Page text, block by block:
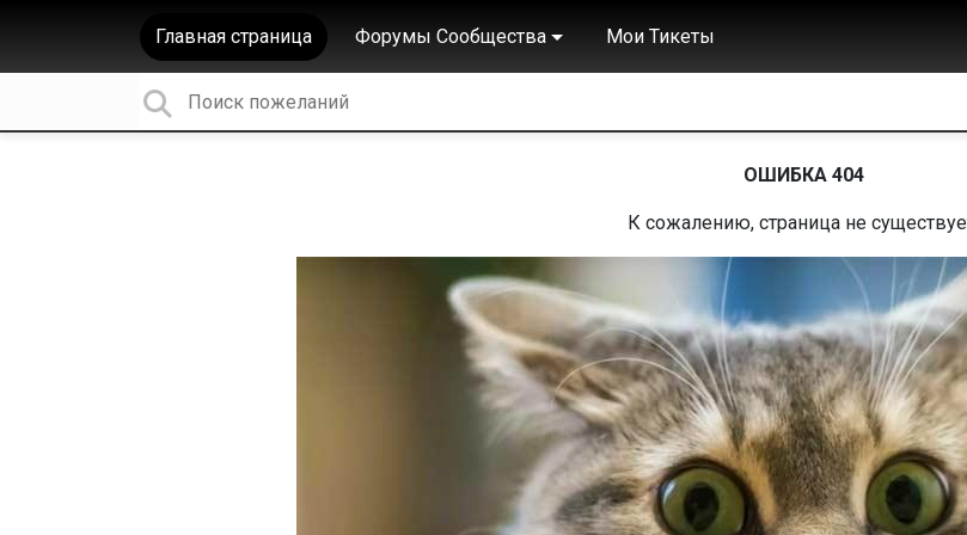
Главная страница Форумы Сообщества Мои Тикеты
ОШИБКА 404
К сожалению, страница не